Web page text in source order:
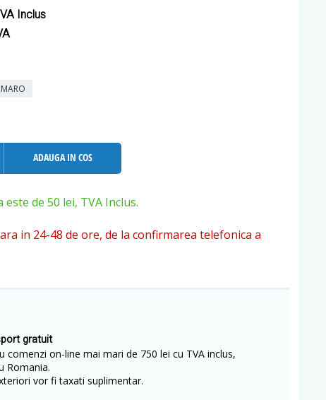
Inclus
MARO
ADAUGA IN COS
de 50 lei, TVA Inclus.
in 24-48 de ore, de la confirmarea telefonica a
gratuit
comenzi on-line mai mari de 750 lei cu TVA inclus,
Romania.
vor fi taxati suplimentar.